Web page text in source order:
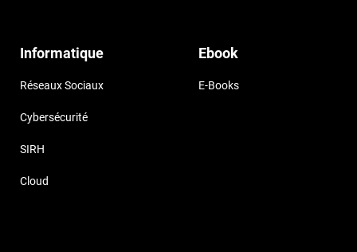
Informatique
Réseaux Sociaux
Cybersécurité
SIRH
Cloud
Ebook
E-Books